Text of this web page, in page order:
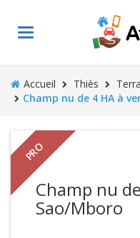
Toggle
navigation
Accueil Thiès
Champ nu de 4 HA à
PRO
Champ nu
Sao/Mboro